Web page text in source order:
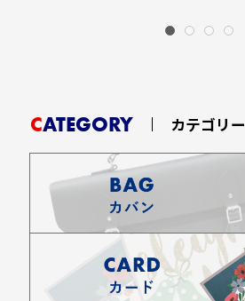
CATEGORY カテゴリー